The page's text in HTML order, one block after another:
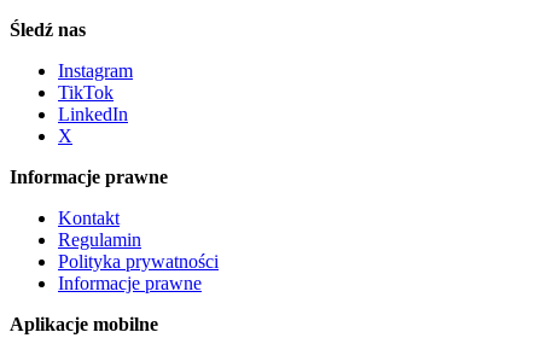
Śledź nas
Instagram
TikTok
LinkedIn
X
Informacje prawne
Kontakt
Regulamin
Polityka prywatności
Informacje prawne
Aplikacje mobilne